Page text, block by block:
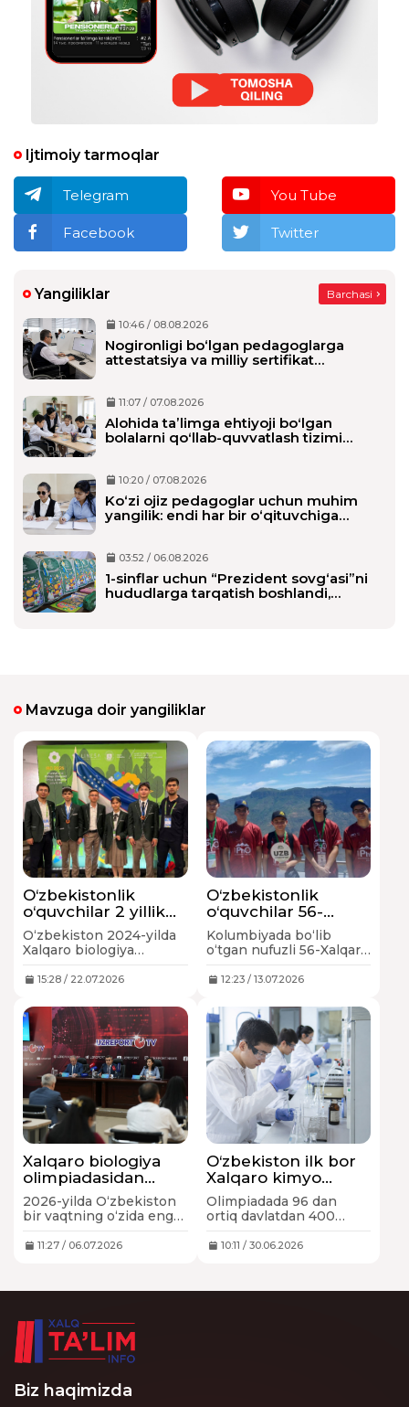
Ijtimoiy tarmoqlar
Telegram You Tube
Facebook Twitter
Yangiliklar Barchasi
10:46 / 08.08.2026
Nogironligi bo‘lgan pedagoglarga
attestatsiya va milliy sertifikat
11:07 / 07.08.2026
Alohida taʼlimga ehtiyoji boʻlgan
bolalarni qoʻllab-quvvatlash tizimi
10:20 / 07.08.2026
Ko‘zi ojiz pedagoglar uchun muhim
yangilik: endi har bir o‘qituvchiga
03:52 / 06.08.2026
1-sinflar uchun “Prezident sovg‘asi”ni
hududlarga tarqatish boshlandi,
Mavzuga doir yangiliklar
O‘zbekistonlik
o‘quvchilar 2 yillik
tanaffusdan so‘ng
Xalqaro biologiya
olimpiadasida 3 ta
medalni qo‘lga
O‘zbekiston 2024-yilda
Xalqaro biologiya
akademik halollik
sababli chetlashtirilgandi,
2026-yildan esa mazkur
olimpiadada ishtirok
etish huquqini qayta
qo‘lga kiritgandi.
15:28 / 22.07.2026
O‘zbekistonlik
o‘quvchilar 56-
Xalqaro fizika
olimpiadasida 4 ta
medalni qo‘lga
kiritdi
Kolumbiyada bo‘lib
o‘tgan nufuzli 56-Xalqaro
(IPhO 2026) qatnashgan
birinchi martda 2 ta
kumush va 2 ta bronza
medalini qo‘lga kiritishdi.
12:23 / 13.07.2026
Xalqaro biologiya
olimpiadasidan
chetlatilgan
Oʻzbekiston endi
ikkita nufuzli
olimpiadaga
2026-yilda Oʻzbekiston
bir vaqtning oʻzida eng
olimpiadalaridan
Xalqaro informatika
qiladi.
11:27 / 06.07.2026
O‘zbekiston ilk bor
Xalqaro kimyo
olimpiadasiga
mezbonlik qiladi
Olimpiadada 96 dan
ortiq davlatdan 400
o‘quvchilar ishtirok
xalqaro fan
10:11 / 30.06.2026
Biz haqimizda